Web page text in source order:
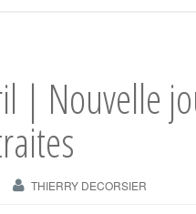
| Nouvelle
THIERRY DECORSIER